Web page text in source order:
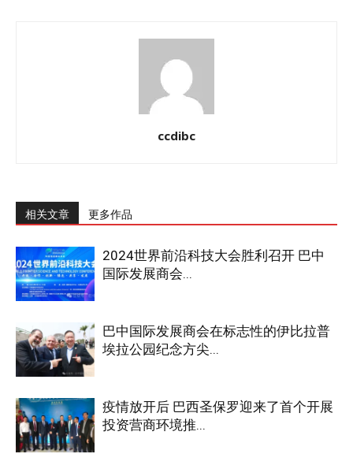
ccdibc
相关文章 更多作品
2024世界前沿科技大会胜利召开 巴中
国际发展商会...
巴中国际发展商会在标志性的伊比拉普
埃拉公园纪念方尖...
疫情放开后 巴西圣保罗迎来了首个开展
投资营商环境推...